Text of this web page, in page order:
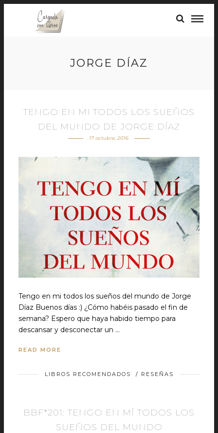
JORGE DÍAZ
TENGO EN MI TODOS LOS SUEÑOS
DEL MUNDO DE JORGE DÍAZ
17 octubre, 2016
Tengo en mi todos los sueños del mundo de Jorge
Díaz Buenos días :) ¿Cómo habéis pasado el fin de
semana? Espero que haya habido tiempo para
descansar y desconectar un …
READ MORE
LIBROS RECOMENDADOS / RESEÑAS
BBF*201: TENGO EN MÍ TODOS LOS
SUEÑOS DEL MUNDO